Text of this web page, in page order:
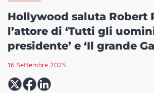
Hollywood saluta Robert
l’attore di ‘Tutti gli
presidente’ e ‘Il grande
16 Settembre 2025